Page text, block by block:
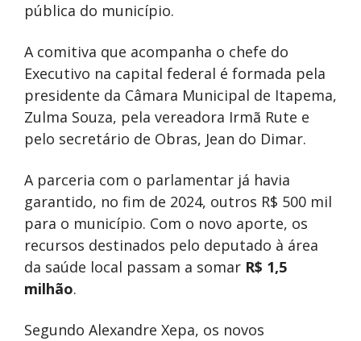
pública do município.
A comitiva que acompanha o chefe do
Executivo na capital federal é formada pela
presidente da Câmara Municipal de Itapema,
Zulma Souza, pela vereadora Irmã Rute e
pelo secretário de Obras, Jean do Dimar.
A parceria com o parlamentar já havia
garantido, no fim de 2024, outros R$ 500 mil
para o município. Com o novo aporte, os
recursos destinados pelo deputado à área
da saúde local passam a somar R$ 1,5
milhão.
Segundo Alexandre Xepa, os novos